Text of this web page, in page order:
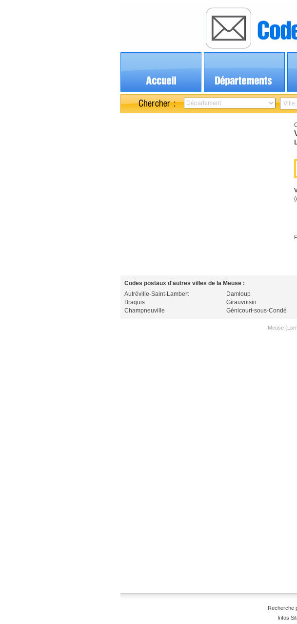
Codes postaux d'autres villes de la Meuse :
Autréville-Saint-Lambert
Braquis
Champneuville
Damloup
Girauvoisin
Génicourt-sous-Condé
Meuse
Recherche
Infos